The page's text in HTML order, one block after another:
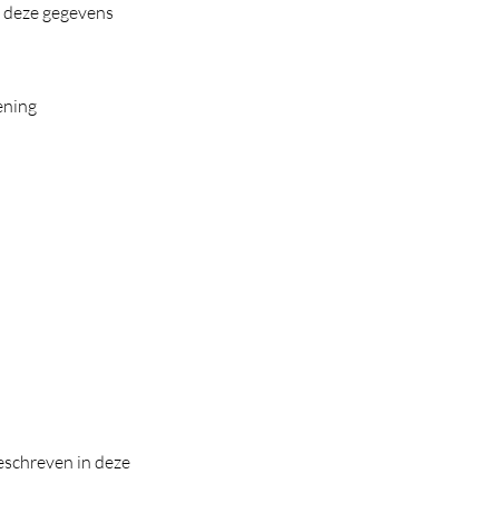
gegevens
in deze